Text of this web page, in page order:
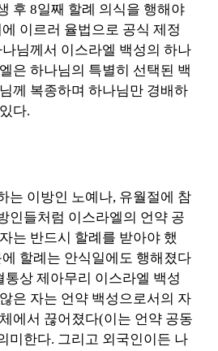
후 8일째 할례 의식을 행해야
이르러 율법으로 공식 제정
님께서 이스라엘 백성의 하나
은 하나님의 특별히 선택된 백
께 복종하며 하나님만 경배하
다.
는 이방인 노예나, 유월절에 참
인들처럼 이스라엘의 언약 공
는 반드시 할례를 받아야 했
할례는 안식일에도 행해졌다
통상 제아무리 이스라엘 백성
은 자는 언약 백성으로서의 자
에서 끊어졌다(이는 언약 공동
미한다. 그리고 외국인이든 나